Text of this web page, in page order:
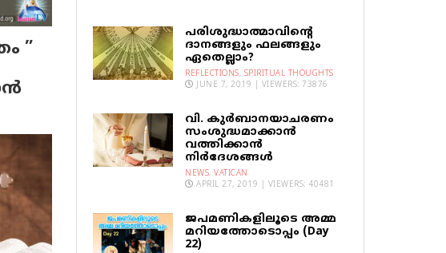
”
പരിശുദ്ധാത്മാവിന്റെ
ദാനങ്ങളും ഫലങ്ങളും
ഏതെല്ലാം?
REFLECTIONS, SPIRITUAL THOUGHTS
JUNE 7, 2019 | VIEWERS: 73876
വി. കുര്‍ബാനയാചരണം
സംശുദ്ധമാക്കാന്‍
വത്തിക്കാന്‍
നിര്‍ദേശങ്ങള്‍
NEWS, VATICAN
APRIL 27, 2019 | VIEWERS: 40481
ജപമണികളിലൂടെ അമ്മ
മറിയത്തോടൊപ്പം (Day
22)